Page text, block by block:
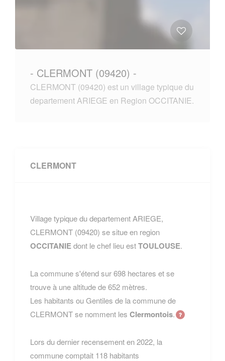
- CLERMONT (09420) -
CLERMONT (09420) est un village typique du
departement ARIEGE en Region OCCITANIE.
CLERMONT
Village typique du departement ARIEGE,
CLERMONT (09420) se situe en region
OCCITANIEdont le chef lieu estTOULOUSE.
La commune s'étend sur 698 hectares et se
trouve à une altitude de 652 mètres.
Les habitants ou Gentiles de la commune de
CLERMONT se nomment les Clermontois.
Lors du dernier recensement en 2022, la
commune comptait 118 habitants